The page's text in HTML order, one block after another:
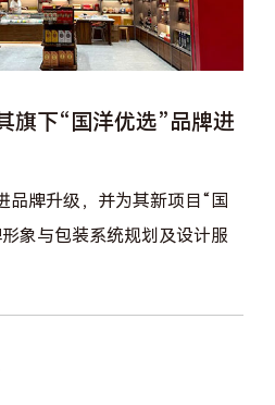
旗下“国洋优选”品牌进
品牌升级，并为其新项目“国
象与包装系统规划及设计服